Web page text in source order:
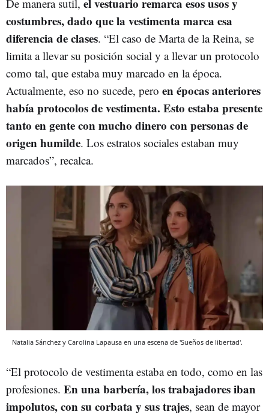
De manera sutil, el vestuario remarca esos usos y
costumbres, dado que la vestimenta marca esa
diferencia de clases. “El caso de Marta de la Reina, se
limita a llevar su posición social y a llevar un protocolo
como tal, que estaba muy marcado en la época.
Actualmente, eso no sucede, pero en épocas anteriores
había protocolos de vestimenta. Esto estaba presente
tanto en gente con mucho dinero con personas de
origen humilde. Los estratos sociales estaban muy
marcados”, recalca.
Natalia Sánchez y Carolina Lapausa en una escena de 'Sueños de libertad'.
“El protocolo de vestimenta estaba en todo, como en las
profesiones. En una barbería, los trabajadores iban
impolutos, con su corbata y sus trajes, sean de mayor